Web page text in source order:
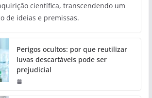
científica, transcendendo um
de ideias e premissas.
Perigos ocultos: por que reutilizar
luvas descartáveis pode ser
prejudicial